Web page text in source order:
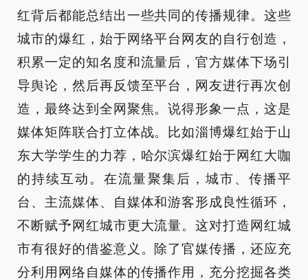
红背后都能总结出一些共同的传播规律。这些
城市的爆红，始于网络平台网友的自行创造，
积累一定的知名度和流量后，官方媒体下场引
导舆论，然后再反馈至平台，网友进行再次创
造，最终达到全网聚焦。说得形象一点，这是
媒体矩阵联合打立体战。比如淄博爆红始于山
东大学学生的力荐，哈尔滨爆红始于网红大咖
的持续互动。在流量聚集后，城市、传播平
台、主流媒体、自媒体和游客形成良性循环，
不断赋予网红城市更大流量。这对打造网红城
市有很好的借鉴意义。除了官媒传播，还应充
分利用网络自媒体的传播作用，充分挖掘各类